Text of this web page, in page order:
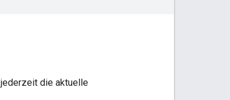
jederzeit die aktuelle